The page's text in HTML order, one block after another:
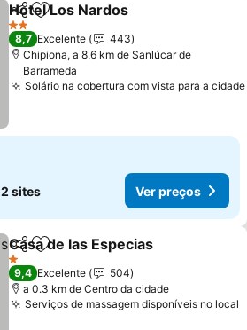
PartilharAdicionar aos favoritos
Hotel Los Nardos
2 Estrelas
8,7 Excelente
443
Chipiona, a 8.6 km de Sanlúcar de
Barrameda
Solário na cobertura com vista para a cidade
2 sites Ver preços
PartilharAdicionar aos favoritos
Casa de las Especias
1 Estrelas
9,4 Excelente
504
a 0.3 km de Centro da cidade
Serviços de massagem disponíveis no local